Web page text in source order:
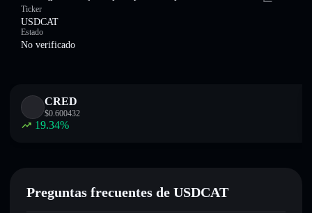
Ticker
USDCAT
Estado
No verificado
CRED
$0.600432
19.34%
Preguntas frecuentes de USDCAT